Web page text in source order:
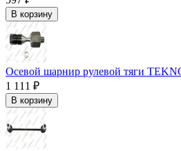
В корзину
Осевой шарнир рулевой тяги
1 111 ₽
В корзину